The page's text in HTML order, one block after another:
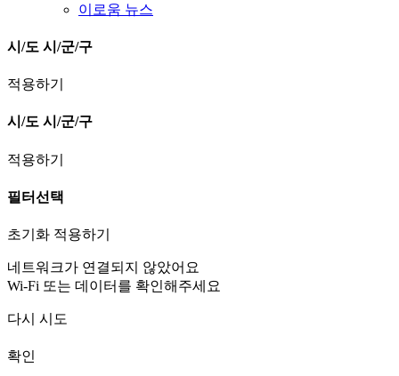
이로움 뉴스
시/도 시/군/구
적용하기
시/도 시/군/구
적용하기
필터선택
초기화 적용하기
네트워크가 연결되지 않았어요
Wi-Fi 또는 데이터를 확인해주세요
다시 시도
확인